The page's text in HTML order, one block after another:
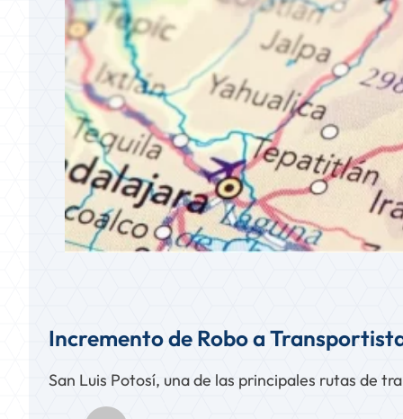
Incremento de Robo a
San Luis Potosí, una de las principales rutas de